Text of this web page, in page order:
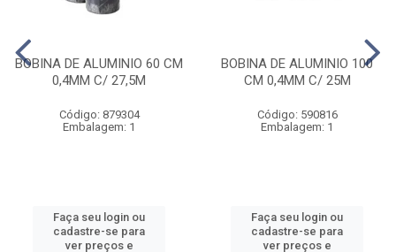
BOBINA DE ALUMINIO 60 CM
0,4MM C/ 27,5M
Código: 879304
Embalagem: 1
Faça seu login ou
cadastre-se para
ver preços e
BOBINA DE ALUMINIO 100
CM 0,4MM C/ 25M
Código: 590816
Embalagem: 1
Faça seu login ou
cadastre-se para
ver preços e